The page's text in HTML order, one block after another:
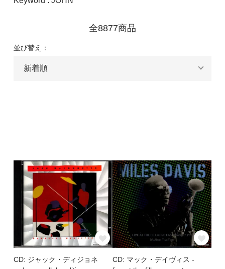
全8877商品
並び替え：
CD: ジャック・ディジョネ
CD: マック・デイヴィス -